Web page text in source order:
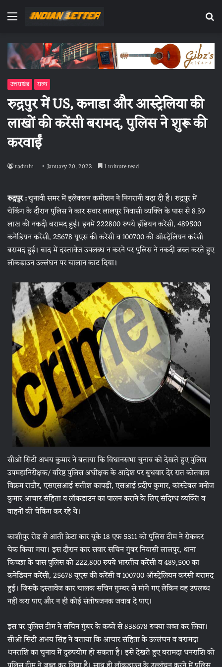
Menu
उत्तराखंड राज्य
रुद्रपुर में US, कनाडा और आस्ट्रेलिया की
लाखों की करेंसी बरामद, पुलिस ने शुरू की
करवाईं
radmin January 20, 2022 1 minute read
रुद्रपुर :चुनावी समर में इलेक्‍शन कमीशन ने निगरानी बढ़ा दी है। रुद्रपुर में
चेकिंग के दौरान पुलिस ने कार सवार लालपुर निवासी व्यक्ति के पास से 8.39
लाख की नकदी बरामद हुई। इनमें 222800 रुपये इंडियन करेंसी, 489500
कनेडियन करेंसी, 25678 यूएस की करेंसी व 100700 की ऑस्ट्रेलियन करंसी
बरामद हुई। बाद में दस्तावेज उपलब्ध न करने पर पुलिस ने नकदी जब्त करते हुए
लॉकडाउन उल्लंघन पर चालान काट दिया।
सीओ सिटी अभय कुमार ने बताया कि विधानसभा चुनाव को देखते हुए पुलिस
उपमहानिरीक्षक/ वरिष्ठ पुलिस अधीक्षक के आदेश पर बुधवार देर रात कोतवाल
विक्रम राठौर, एसएसआई सतीश कापड़ी, एसआई प्रदीप कुमार, कांस्टेबल मनोज
कुमार आचार संहिता व लॉकडाउन का पालन कराने के लिए संदिग्ध व्यक्ति व
वाहनों की चेकिंग कर रहे थे।
काशीपुर रोड से आती क्रेटा कार यूके 18 एफ 5311 को पुलिस टीम ने रोककर
चेक किया गया। इस दौरान कार सवार सचिन गुंबर निवासी लालपुर, थाना
किच्छा के पास पुलिस को 222,800 रुपये भारतीय करेंसी व 489,500 का
कनेडियन करेंसी, 25678 यूएस की करेंसी व 100700 ऑस्ट्रेलियन करंसी बरामद
हुई। जिसके दस्तावेज कार चालक सचिन गुम्बर से मांगे गए लेकिन वह उपलब्ध
नहीं करा पाए और न ही कोई संतोषजनक जवाब दे पाए।
इस पर पुलिस टीम ने सचिन गुंबर के कब्जे से 838678 रूपया जब्त कर लिया।
सीओ सिटी अभय सिंह ने बताया कि आचार संहिता के उल्लंघन व बरामदा
धनराशि का चुनाव में दुरुपयोग हो सकता है। इसे देखते हुए बरामदा धनराशि को